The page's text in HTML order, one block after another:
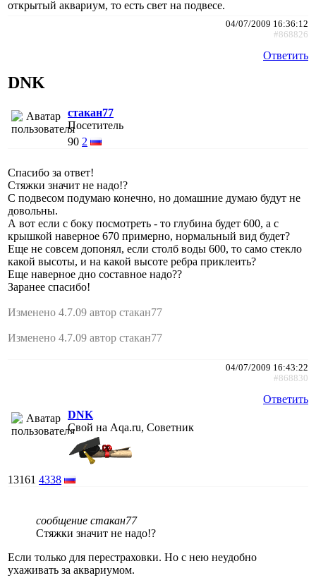
открытый аквариум, то есть свет на подвесе.
04/07/2009 16:36:12
#868826
Ответить
DNK
стакан77
Посетитель
90 2
Спасибо за ответ!
Стяжки значит не надо!?
С подвесом подумаю конечно, но домашние думаю будут не
довольны.
А вот если с боку посмотреть - то глубина будет 600, а с
крышкой наверное 670 примерно, нормальный вид будет?
Еще не совсем допонял, если столб воды 600, то само стекло
какой высоты, и на какой высоте ребра приклеить?
Еще наверное дно составное надо??
Заранее спасибо!
Изменено 4.7.09 автор стакан77
Изменено 4.7.09 автор стакан77
04/07/2009 16:43:22
#868830
Ответить
DNK
Свой на Aqa.ru, Советник
13161 4338
сообщение стакан77
Стяжки значит не надо!?
Если только для перестраховки. Но с нею неудобно
ухаживать за аквариумом.